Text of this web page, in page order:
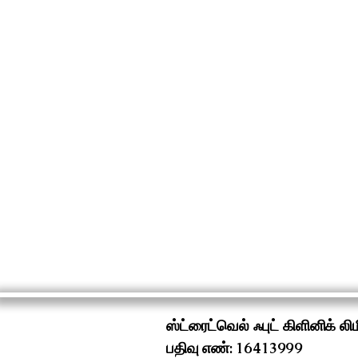
ஸ்ட்ரைட்வெல் ஃபுட் கிளினிக்
பதிவு எண்: 16413999